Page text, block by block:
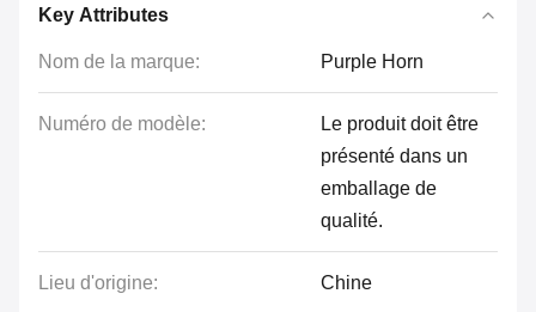
Key Attributes
Nom de la marque: Purple Horn
Numéro de modèle:
Le produit doit être
présenté dans un
emballage de
qualité.
Lieu d'origine: Chine